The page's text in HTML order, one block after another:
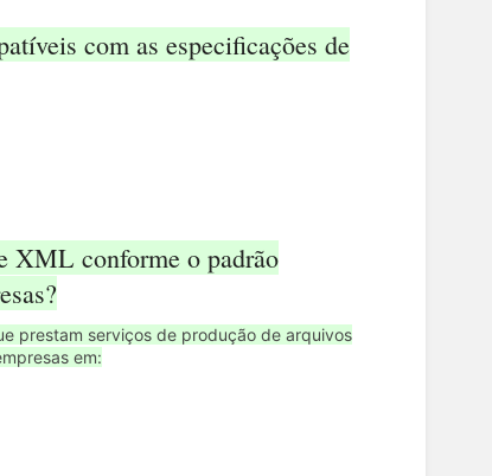
com as especificações de
XML conforme o padrão
prestam serviços de produção de arquivos
em: